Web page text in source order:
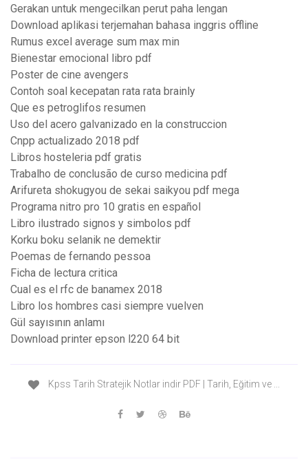
Gerakan untuk mengecilkan perut paha lengan
Download aplikasi terjemahan bahasa inggris offline
Rumus excel average sum max min
Bienestar emocional libro pdf
Poster de cine avengers
Contoh soal kecepatan rata rata brainly
Que es petroglifos resumen
Uso del acero galvanizado en la construccion
Cnpp actualizado 2018 pdf
Libros hosteleria pdf gratis
Trabalho de conclusão de curso medicina pdf
Arifureta shokugyou de sekai saikyou pdf mega
Programa nitro pro 10 gratis en español
Libro ilustrado signos y simbolos pdf
Korku boku selanik ne demektir
Poemas de fernando pessoa
Ficha de lectura critica
Cual es el rfc de banamex 2018
Libro los hombres casi siempre vuelven
Gül sayısının anlamı
Download printer epson l220 64 bit
Kpss Tarih Stratejik Notlar indir PDF | Tarih, Eğitim ve ...